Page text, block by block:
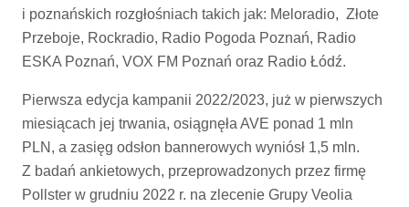
i poznańskich rozgłośniach takich jak: Meloradio, Złote
Przeboje, Rockradio, Radio Pogoda Poznań, Radio
ESKA Poznań, VOX FM Poznań oraz Radio Łódź.
Pierwsza edycja kampanii 2022/2023, już w pierwszych
miesiącach jej trwania, osiągnęła AVE ponad 1 mln
PLN, a zasięg odsłon bannerowych wyniósł 1,5 mln.
Z badań ankietowych, przeprowadzonych przez firmę
Pollster w grudniu 2022 r. na zlecenie Grupy Veolia